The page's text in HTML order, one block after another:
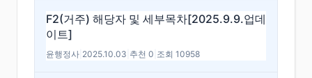
F2(거주) 해당자 및 세부목차[2025.9.9.업데
이트]
윤행정사 2025.10.03 추천 0 조회 10958